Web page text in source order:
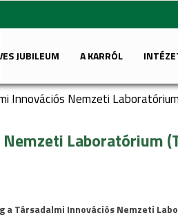
JUBILEUM A KARRÓL
Innovációs Nemzeti
Laboratórium
Társadalmi Innovációs Nemzeti